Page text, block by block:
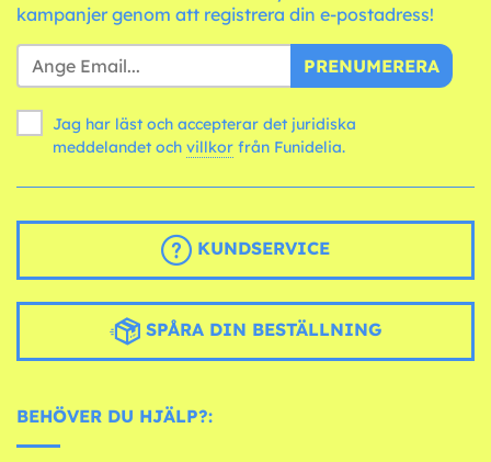
kampanjer genom att registrera din e-postadress!
PRENUMERERA
Jag har läst och accepterar det juridiska
meddelandet och villkor från Funidelia.
KUNDSERVICE
SPÅRA DIN BESTÄLLNING
BEHÖVER DU HJÄLP?: